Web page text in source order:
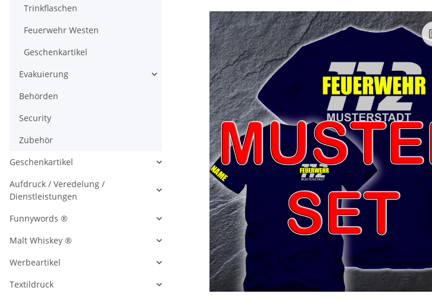
Trinkflaschen
Feuerwehr Westen
Geschenkartikel
Evakuierung
Behörden
Security
Zubehör
Geschenkartikel
Aufdruck / Veredelung /
Dienstleistungen
Funnywords ®
Malt Whiskey ®
Werbeartikel
Textildruck